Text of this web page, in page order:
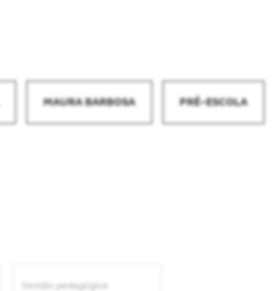
MAURA BARBOSA PRÉ-ESCOLA
Gestão pedagógica